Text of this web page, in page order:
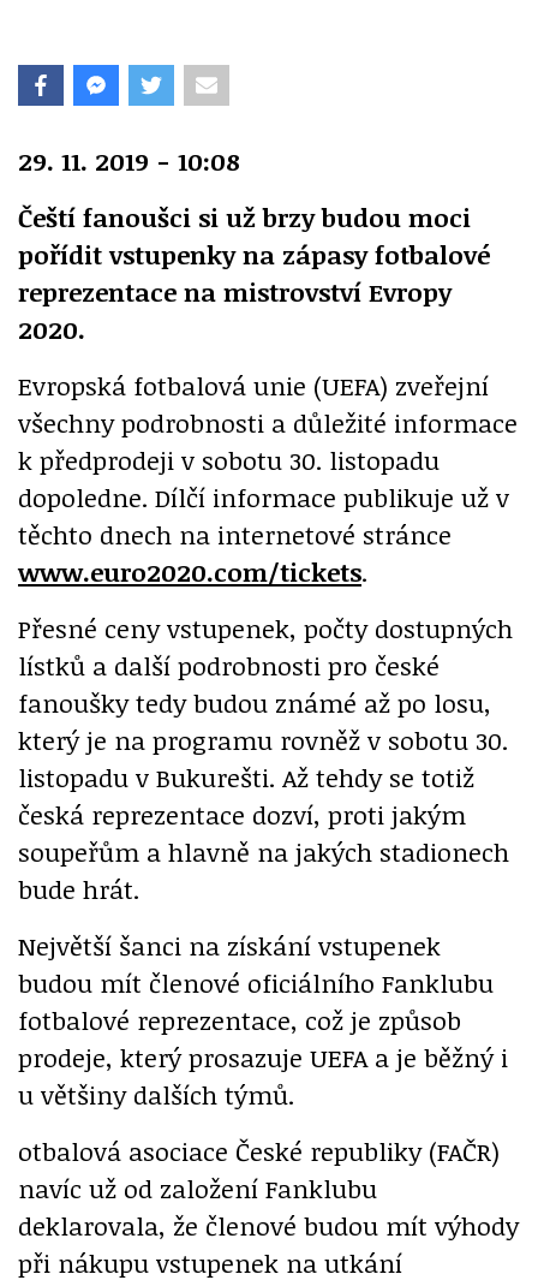
29. 11. 2019 - 10:08
Čeští fanoušci si už brzy budou moci
pořídit vstupenky na zápasy fotbalové
reprezentace na mistrovství Evropy
2020.
Evropská fotbalová unie (UEFA) zveřejní
všechny podrobnosti a důležité informace
k předprodeji v sobotu 30. listopadu
dopoledne. Dílčí informace publikuje už v
těchto dnech na internetové stránce
www.euro2020.com/tickets.
Přesné ceny vstupenek, počty dostupných
lístků a další podrobnosti pro české
fanoušky tedy budou známé až po losu,
který je na programu rovněž v sobotu 30.
listopadu v Bukurešti. Až tehdy se totiž
česká reprezentace dozví, proti jakým
soupeřům a hlavně na jakých stadionech
bude hrát.
Největší šanci na získání vstupenek
budou mít členové oficiálního Fanklubu
fotbalové reprezentace, což je způsob
prodeje, který prosazuje UEFA a je běžný i
u většiny dalších týmů.
otbalová asociace České republiky (FAČR)
navíc už od založení Fanklubu
deklarovala, že členové budou mít výhody
při nákupu vstupenek na utkání